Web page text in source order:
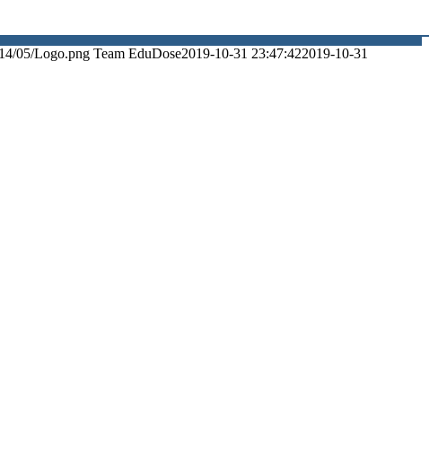
05/Logo.png Team EduDose2019-10-31 23:47:422019-10-31